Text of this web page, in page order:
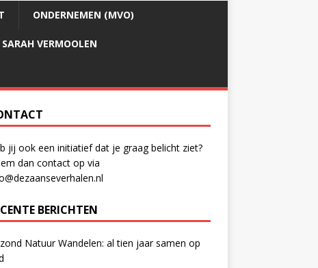
ONDERNEMEN (MVO)
VERMOOLEN
jij ook een initiatief dat je graag belicht ziet?
dan contact op via
BERICHTEN
Natuur Wandelen: al tien jaar samen op